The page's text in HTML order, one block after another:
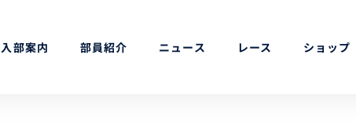
入部案内 部員紹介 ニュース レース ショップ